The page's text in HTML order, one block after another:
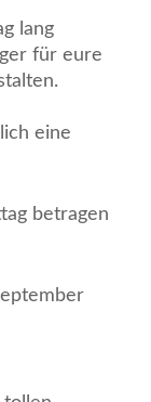
lang
für eure
eine
betragen